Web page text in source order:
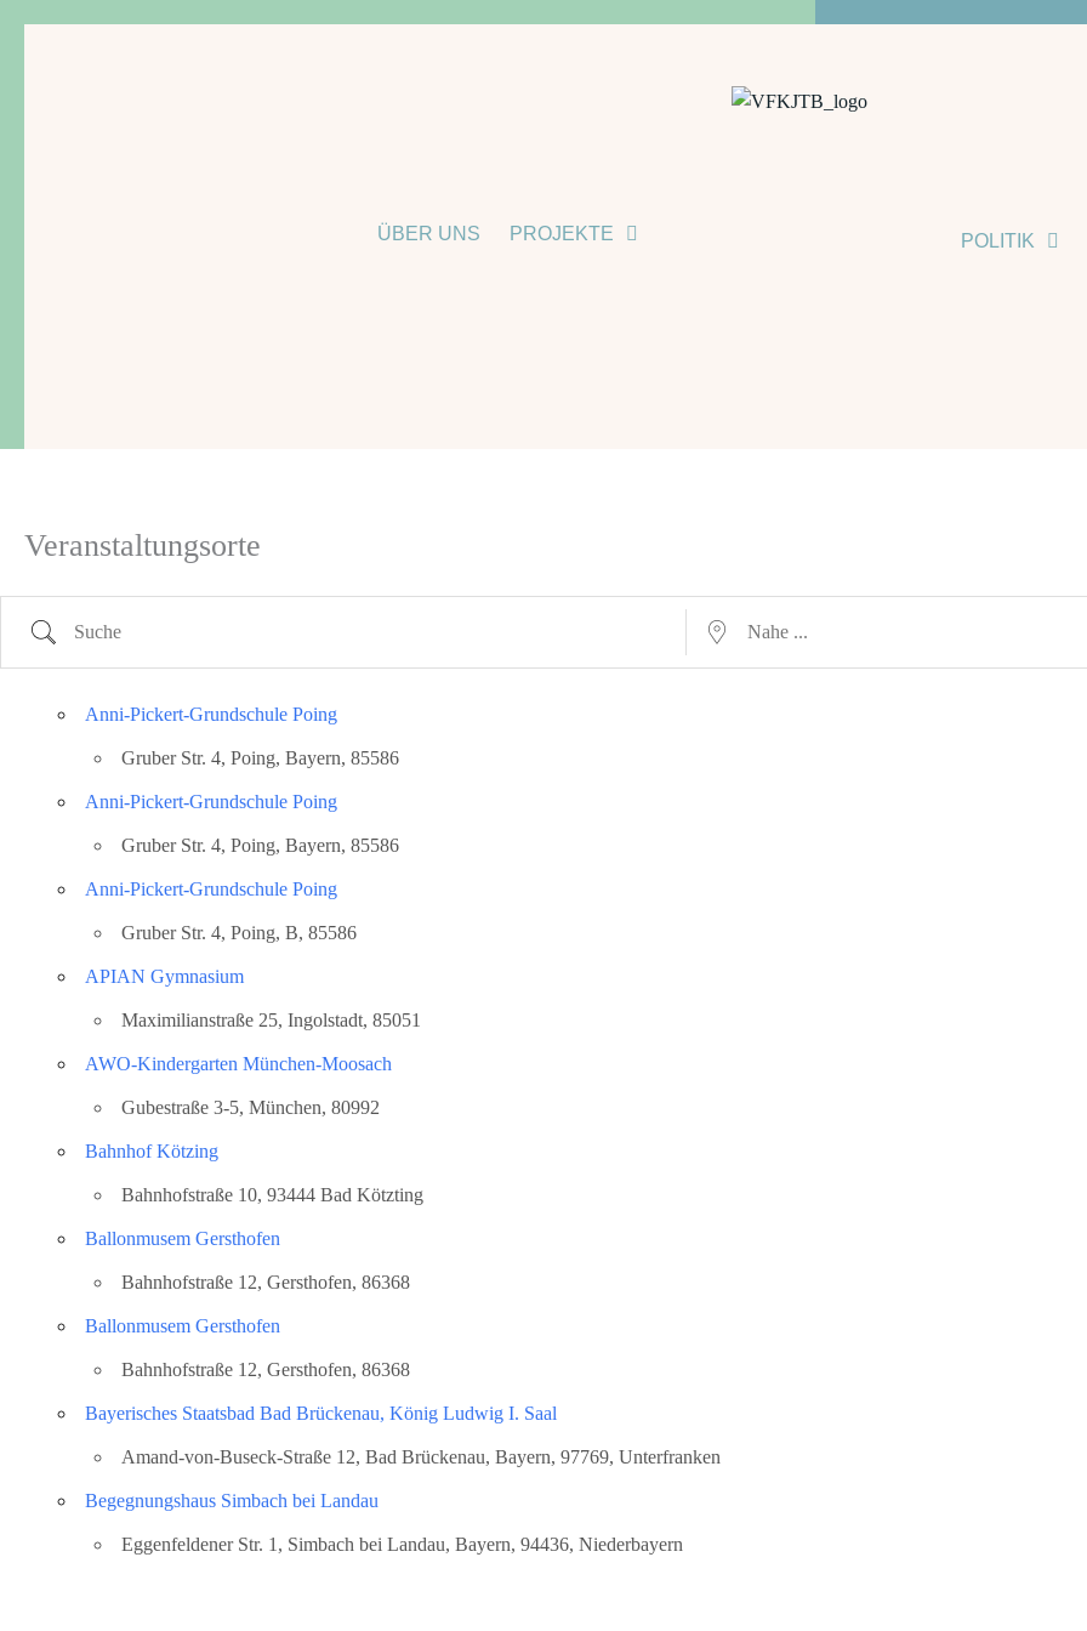
ÜBER UNS PROJEKTE POLITIK
Veranstaltungsorte
Anni-Pickert-Grundschule Poing
Gruber Str. 4, Poing, Bayern, 85586
Anni-Pickert-Grundschule Poing
Gruber Str. 4, Poing, Bayern, 85586
Anni-Pickert-Grundschule Poing
Gruber Str. 4, Poing, B, 85586
APIAN Gymnasium
Maximilianstraße 25, Ingolstadt, 85051
AWO-Kindergarten München-Moosach
Gubestraße 3-5, München, 80992
Bahnhof Kötzing
Bahnhofstraße 10, 93444 Bad Kötzting
Ballonmusem Gersthofen
Bahnhofstraße 12, Gersthofen, 86368
Ballonmusem Gersthofen
Bahnhofstraße 12, Gersthofen, 86368
Bayerisches Staatsbad Bad Brückenau, König Ludwig I. Saal
Amand-von-Buseck-Straße 12, Bad Brückenau, Bayern, 97769, Unterfranken
Begegnungshaus Simbach bei Landau
Eggenfeldener Str. 1, Simbach bei Landau, Bayern, 94436, Niederbayern